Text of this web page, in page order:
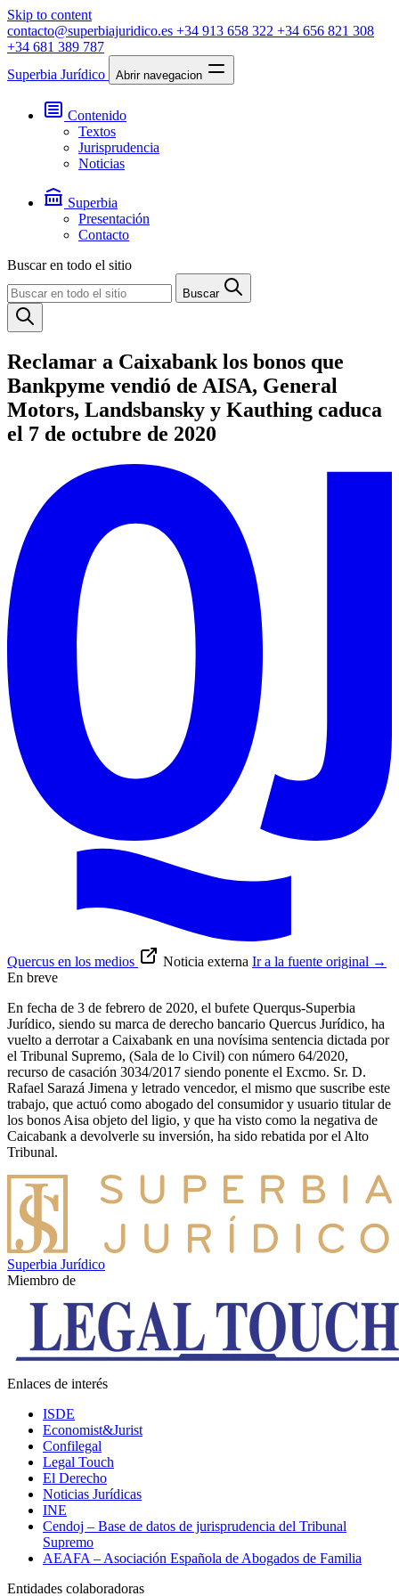
Skip to content
contacto@superbiajuridico.es +34 913 658 322 +34 656 821 308
+34 681 389 787
Superbia Jurídico
Abrir navegacion
Contenido
Textos
Jurisprudencia
Noticias
Superbia
Presentación
Contacto
Buscar en todo el sitio
Buscar
Reclamar a Caixabank los bonos que
Bankpyme vendió de AISA, General
Motors, Landsbansky y Kauthing caduca
el 7 de octubre de 2020
Quercus en los medios Noticia externa Ir a la fuente original →
En breve
En fecha de 3 de febrero de 2020, el bufete Querqus-Superbia
Jurídico, siendo su marca de derecho bancario Quercus Jurídico, ha
vuelto a derrotar a Caixabank en una novísima sentencia dictada por
el Tribunal Supremo, (Sala de lo Civil) con número 64/2020,
recurso de casación 3034/2017 siendo ponente el Excmo. Sr. D.
Rafael Sarazá Jimena y letrado vencedor, el mismo que suscribe este
trabajo, que actuó como abogado del consumidor y usuario titular de
los bonos Aisa objeto del ligio, y que ha visto como la negativa de
Caicabank a devolverle su inversión, ha sido rebatida por el Alto
Tribunal.
Superbia Jurídico
Miembro de
Enlaces de interés
ISDE
Economist&Jurist
Confilegal
Legal Touch
El Derecho
Noticias Jurídicas
INE
Cendoj – Base de datos de jurisprudencia del Tribunal
Supremo
AEAFA – Asociación Española de Abogados de Familia
Entidades colaboradoras